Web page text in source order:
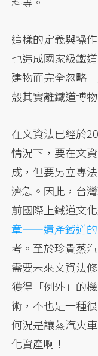
這樣的定義與操
也造成國家級鐵
建物而完全忽略
殼其實離鐵道博
在文資法已經於
情況下，要在文
成，但要另立專
濟急。因此，台
前國際上鐵道文
章——遺產鐵道的
考。至於珍貴蒸
需要未來文資法
獲得「例外」的
術，不也是一種
何況是讓蒸汽火
化資產啊！